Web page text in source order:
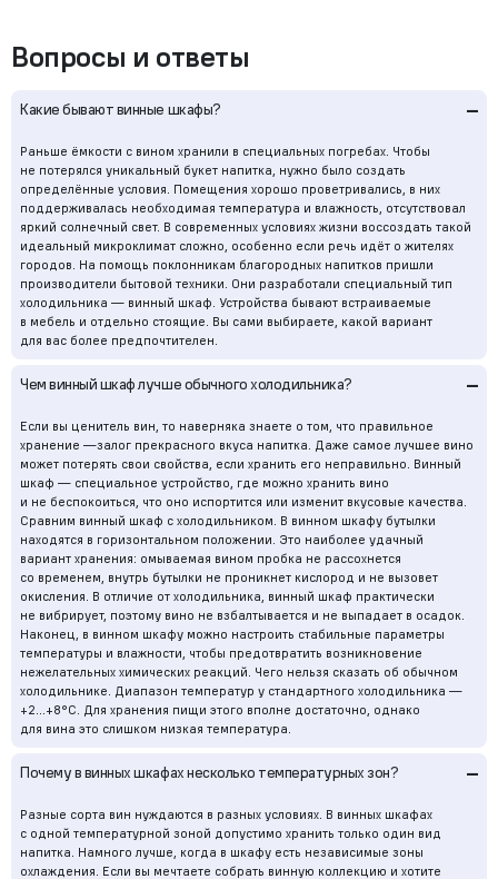
Вопросы и ответы
Какие бывают винные шкафы? –
Раньше ёмкости с вином хранили в специальных погребах. Чтобы
не потерялся уникальный букет напитка, нужно было создать
определённые условия. Помещения хорошо проветривались, в них
поддерживалась необходимая температура и влажность, отсутствовал
яркий солнечный свет. В современных условиях жизни воссоздать такой
идеальный микроклимат сложно, особенно если речь идёт о жителях
городов. На помощь поклонникам благородных напитков пришли
производители бытовой техники. Они разработали специальный тип
холодильника — винный шкаф. Устройства бывают встраиваемые
в мебель и отдельно стоящие. Вы сами выбираете, какой вариант
для вас более предпочтителен.
Чем винный шкаф лучше обычного холодильника? –
Если вы ценитель вин, то наверняка знаете о том, что правильное
хранение —залог прекрасного вкуса напитка. Даже самое лучшее вино
может потерять свои свойства, если хранить его неправильно. Винный
шкаф — специальное устройство, где можно хранить вино
и не беспокоиться, что оно испортится или изменит вкусовые качества.
Сравним винный шкаф с холодильником. В винном шкафу бутылки
находятся в горизонтальном положении. Это наиболее удачный
вариант хранения: омываемая вином пробка не рассохнется
со временем, внутрь бутылки не проникнет кислород и не вызовет
окисления. В отличие от холодильника, винный шкаф практически
не вибрирует, поэтому вино не взбалтывается и не выпадает в осадок.
Наконец, в винном шкафу можно настроить стабильные параметры
температуры и влажности, чтобы предотвратить возникновение
нежелательных химических реакций. Чего нельзя сказать об обычном
холодильнике. Диапазон температур у стандартного холодильника —
+2...+8°С. Для хранения пищи этого вполне достаточно, однако
для вина это слишком низкая температура.
Почему в винных шкафах несколько температурных зон? –
Разные сорта вин нуждаются в разных условиях. В винных шкафах
с одной температурной зоной допустимо хранить только один вид
напитка. Намного лучше, когда в шкафу есть независимые зоны
охлаждения. Если вы мечтаете собрать винную коллекцию и хотите